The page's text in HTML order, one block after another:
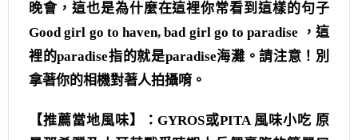
晚會，這也是為什麼在這裡你常看到這樣的句子
Good girl go to haven, bad girl go to paradise ，這
裡的paradise指的就是paradise海灘。請注意！別
拿著你的相機對著人拍攝唷。
【推薦當地風味】：GYROS或PITA 風味小吃 原